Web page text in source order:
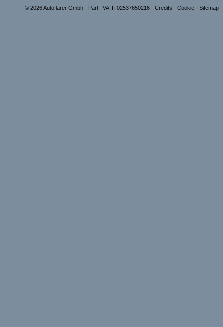
© 2026 Autoflarer Gmbh Part. IVA: IT02537650216 Credits Cookie Sitemap